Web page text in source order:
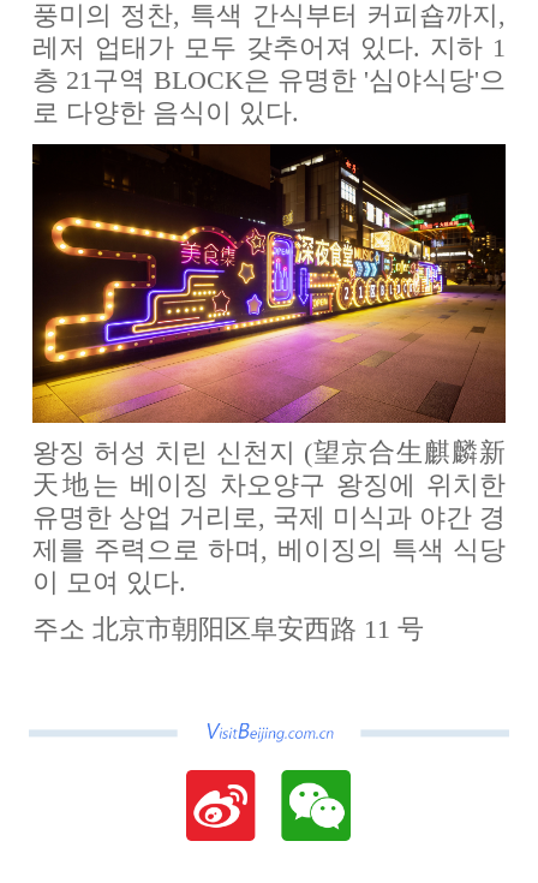
풍미의 정찬, 특색 간식부터 커피숍까지,
레저 업태가 모두 갖추어져 있다. 지하 1
층 21구역 BLOCK은 유명한 '심야식당'으
로 다양한 음식이 있다.
왕징 허성 치린 신천지 (望京合生麒麟新
天地는 베이징 차오양구 왕징에 위치한
유명한 상업 거리로, 국제 미식과 야간 경
제를 주력으로 하며, 베이징의 특색 식당
이 모여 있다.
주소 北京市朝阳区阜安西路 11 号